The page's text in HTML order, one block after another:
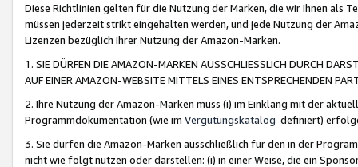
Diese Richtlinien gelten für die Nutzung der Marken, die wir Ihnen als
müssen jederzeit strikt eingehalten werden, und jede Nutzung der
Lizenzen bezüglich Ihrer Nutzung der Amazon-Marken.
1. SIE DÜRFEN DIE AMAZON-MARKEN AUSSCHLIESSLICH DURCH
AUF EINER AMAZON-WEBSITE MITTELS EINES ENTSPRECHENDEN
2. Ihre Nutzung der Amazon-Marken muss (i) im Einklang mit der
Programmdokumentation (wie im Vergütungskatalog definiert)
3. Sie dürfen die Amazon-Marken ausschließlich für den in der
nicht wie folgt nutzen oder darstellen: (i) in einer Weise, die ein